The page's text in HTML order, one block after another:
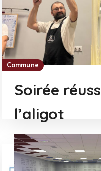
Commune
Soirée
l’aligot